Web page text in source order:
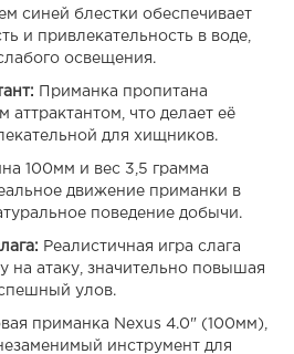
синей блестки обеспечивает
и привлекательность в воде,
освещения.
Приманка пропитана
что делает её
для хищников.
100мм и вес 3,5 грамма
движение приманки в
поведение добычи.
Реалистичная игра слага
на атаку, значительно повышая
улов.
приманка Nexus 4.0" (100мм),
инструмент для